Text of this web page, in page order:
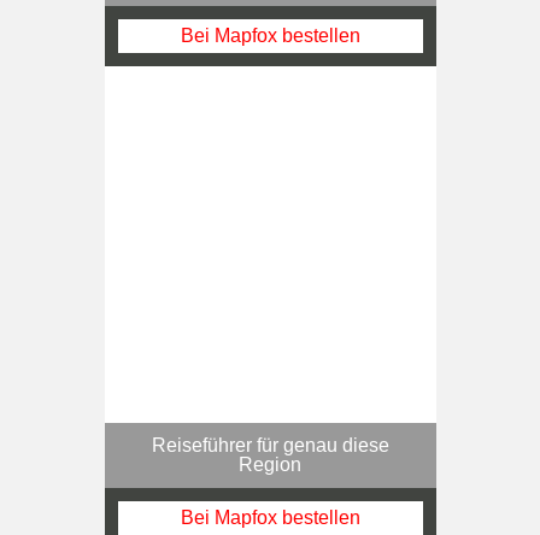
Bei Mapfox bestellen
Reiseführer für genau diese
Region
Bei Mapfox bestellen